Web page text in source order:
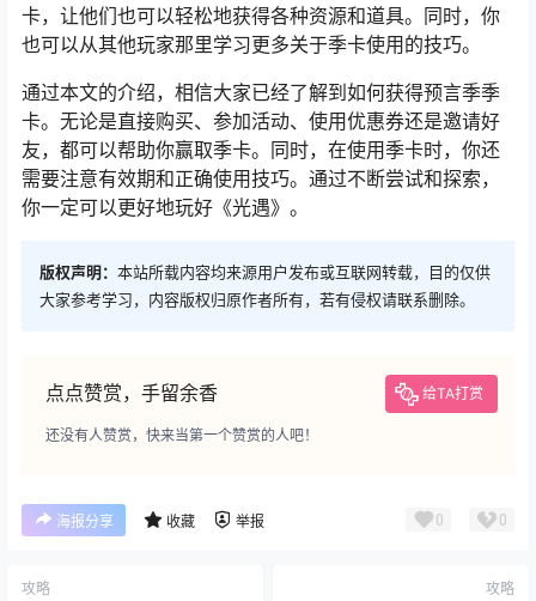
卡，让他们也可以轻松地获得各种资源和道具。同时，你
也可以从其他玩家那里学习更多关于季卡使用的技巧。
通过本文的介绍，相信大家已经了解到如何获得预言季季
卡。无论是直接购买、参加活动、使用优惠券还是邀请好
友，都可以帮助你赢取季卡。同时，在使用季卡时，你还
需要注意有效期和正确使用技巧。通过不断尝试和探索，
你一定可以更好地玩好《光遇》。
版权声明： 本站所载内容均来源用户发布或互联网转载，目的仅供
大家参考学习，内容版权归原作者所有，若有侵权请联系删除。
点点赞赏，手留余香 给TA打赏
还没有人赞赏，快来当第一个赞赏的人吧！
海报分享 收藏 举报 0 0
攻略 攻略